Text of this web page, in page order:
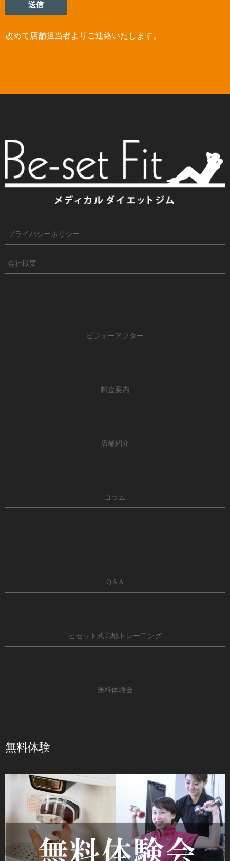
改めて店舗担当者よりご連絡いたします。
プライバシーポリシー
会社概要
ビフォーアフター
料金案内
店舗紹介
コラム
Q＆A
ビセット式高地トレー二ング
無料体験会
無料体験